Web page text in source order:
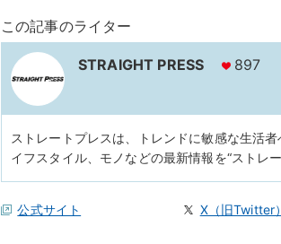
この記事のライター
STRAIGHT PRESS 897
ストレートプレスは、トレンドに敏感な生活
イフスタイル、モノなどの最新情報を“ストレー
公式サイト X（旧Twitter）